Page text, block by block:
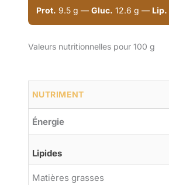
Prot. 9.5 g — Gluc. 12.6 g — Lip.
Valeurs nutritionnelles pour 100 g
NUTRIMENT
Énergie
Lipides
Matières grasses